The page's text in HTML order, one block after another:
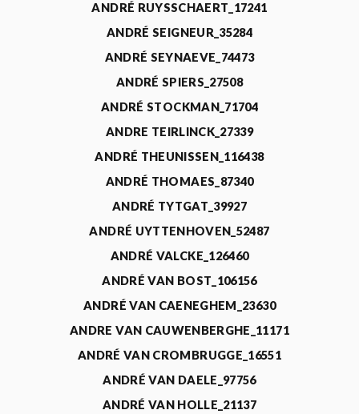
ANDRÉ RUYSSCHAERT_17241
ANDRÉ SEIGNEUR_35284
ANDRÉ SEYNAEVE_74473
ANDRÉ SPIERS_27508
ANDRÉ STOCKMAN_71704
ANDRE TEIRLINCK_27339
ANDRÉ THEUNISSEN_116438
ANDRÉ THOMAES_87340
ANDRÉ TYTGAT_39927
ANDRÉ UYTTENHOVEN_52487
ANDRÉ VALCKE_126460
ANDRÉ VAN BOST_106156
ANDRÉ VAN CAENEGHEM_23630
ANDRE VAN CAUWENBERGHE_11171
ANDRÉ VAN CROMBRUGGE_16551
ANDRÉ VAN DAELE_97756
ANDRÉ VAN HOLLE_21137